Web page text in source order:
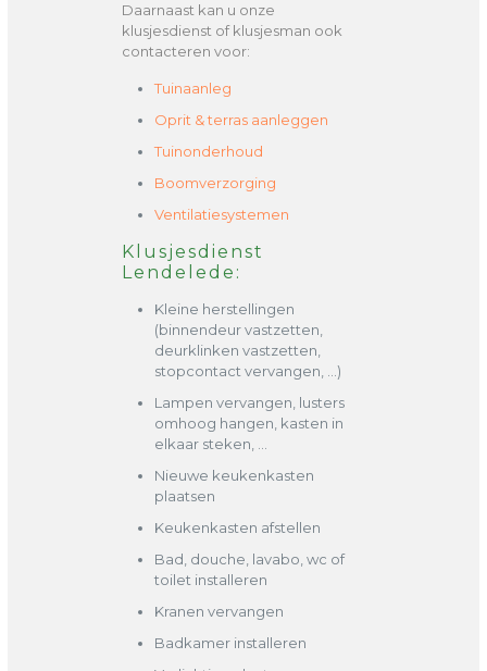
Daarnaast kan u onze
klusjesdienst of klusjesman ook
contacteren voor:
Tuinaanleg
Oprit & terras aanleggen
Tuinonderhoud
Boomverzorging
Ventilatiesystemen
Klusjesdienst
Lendelede:
Kleine herstellingen
(binnendeur vastzetten,
deurklinken vastzetten,
stopcontact vervangen, …)
Lampen vervangen, lusters
omhoog hangen, kasten in
elkaar steken, …
Nieuwe keukenkasten
plaatsen
Keukenkasten afstellen
Bad, douche, lavabo, wc of
toilet installeren
Kranen vervangen
Badkamer installeren